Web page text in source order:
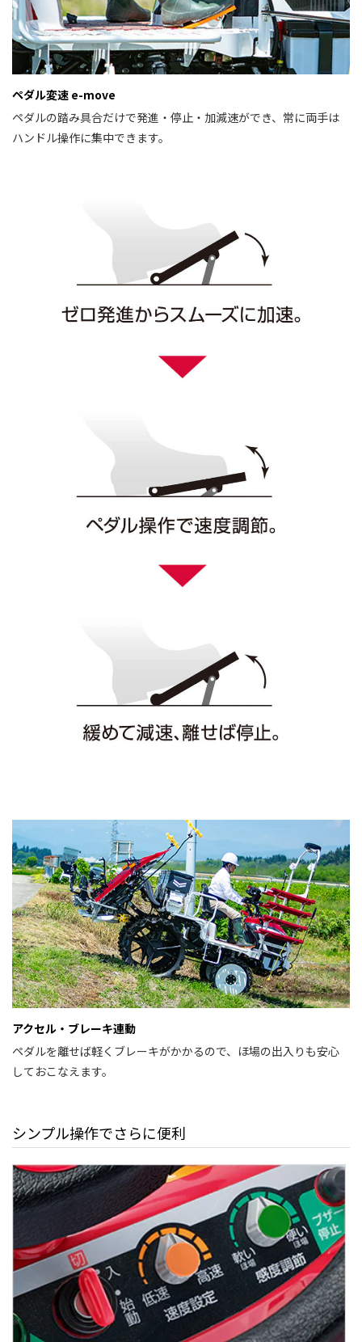
ペダル変速 e-move
ペダルの踏み具合だけで発進・停止・加減速ができ、常に両手は
ハンドル操作に集中できます。
アクセル・ブレーキ連動
ペダルを離せば軽くブレーキがかかるので、ほ場の出入りも安心
しておこなえます。
シンプル操作でさらに便利